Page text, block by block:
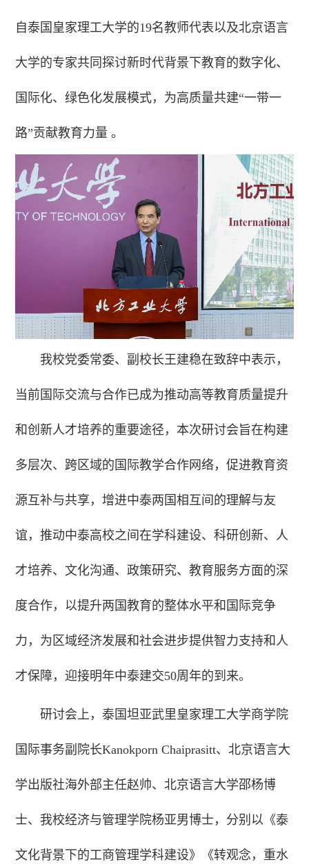
自泰国皇家理工大学的19名教师代表以及北京语言
大学的专家共同探讨新时代背景下教育的数字化、
国际化、绿色化发展模式，为高质量共建“一带一
路”贡献教育力量 。
我校党委常委、副校长王建稳在致辞中表示，
当前国际交流与合作已成为推动高等教育质量提升
和创新人才培养的重要途径，本次研讨会旨在构建
多层次、跨区域的国际教学合作网络，促进教育资
源互补与共享，增进中泰两国相互间的理解与友
谊，推动中泰高校之间在学科建设、科研创新、人
才培养、文化沟通、政策研究、教育服务方面的深
度合作，以提升两国教育的整体水平和国际竞争
力，为区域经济发展和社会进步提供智力支持和人
才保障，迎接明年中泰建交50周年的到来。
研讨会上，泰国坦亚武里皇家理工大学商学院
国际事务副院长Kanokporn Chaiprasitt、北京语言大
学出版社海外部主任赵帅、北京语言大学邵杨博
士、我校经济与管理学院杨亚男博士，分别以《泰
文化背景下的工商管理学科建设》《转观念，重水